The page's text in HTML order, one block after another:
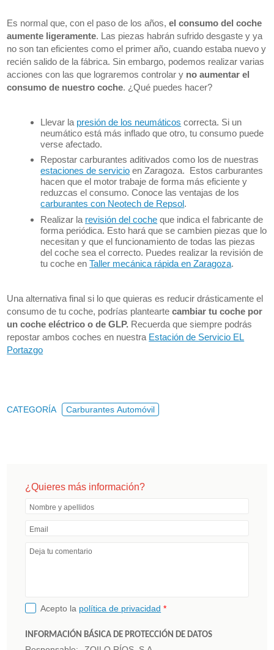
Es normal que, con el paso de los años,el consumo del coche
aumente ligeramente. Las piezas habrán sufrido desgaste y ya
no son tan eficientes como el primer año, cuando estaba nuevo y
recién salido de la fábrica. Sin embargo, podemos realizar varias
acciones con las que lograremos controlar y no aumentar el
consumo de nuestro coche. ¿Qué puedes hacer?
Llevar la presión de los neumáticos correcta. Si un
neumático está más inflado que otro, tu consumo puede
verse afectado.
Repostar carburantes aditivados como los de nuestras
estaciones de servicio en Zaragoza. Estos carburantes
hacen que el motor trabaje de forma más eficiente y
reduzcas el consumo. Conoce las ventajas de los
carburantes con Neotech de Repsol.
Realizar la revisión del coche que indica el fabricante de
forma periódica. Esto hará que se cambien piezas que lo
necesitan y que el funcionamiento de todas las piezas
del coche sea el correcto. Puedes realizar la revisión de
tu coche enTaller mecánica rápida en Zaragoza.
Una alternativa final si lo que quieras es reducir drásticamente el
consumo de tu coche, podrías planteartecambiar tu coche por
un coche eléctrico o de GLP. Recuerda que siempre podrás
repostar ambos coches en nuestra Estación de Servicio EL
Portazgo
CATEGORÍA Carburantes Automóvil
¿Quieres más información?
Nombre y apellidos
Email
Deja tu comentario
Acepto la política de privacidad *
INFORMACIÓN BÁSICA DE PROTECCIÓN DE DATOS